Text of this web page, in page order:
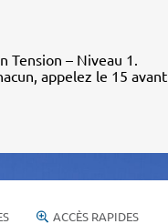
Tension – Niveau 1.
appelez le 15 avant
ACCÈS RAPIDES